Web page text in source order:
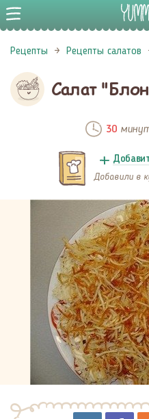
Рецепты Рецепты салатов
Салат
30
Добавили в